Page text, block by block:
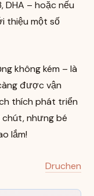
DHA – hoặc nếu
thiệu một số
không kém – là
được vận
thích phát triển
chút, nhưng bé
lắm!
Druchen